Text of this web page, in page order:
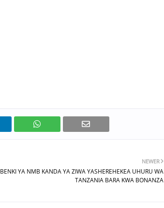
NEWER
BENKI YA NMB KANDA YA ZIWA YASHEREHEKEA UHURU WA
TANZANIA BARA KWA BONANZA